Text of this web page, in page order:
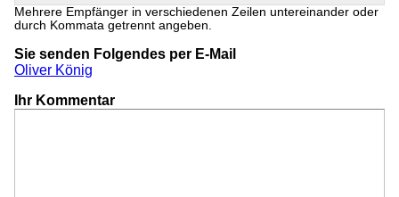
Mehrere Empfänger in verschiedenen Zeilen untereinander oder
durch Kommata getrennt angeben.
Sie senden Folgendes per E-Mail
Oliver König
Ihr Kommentar